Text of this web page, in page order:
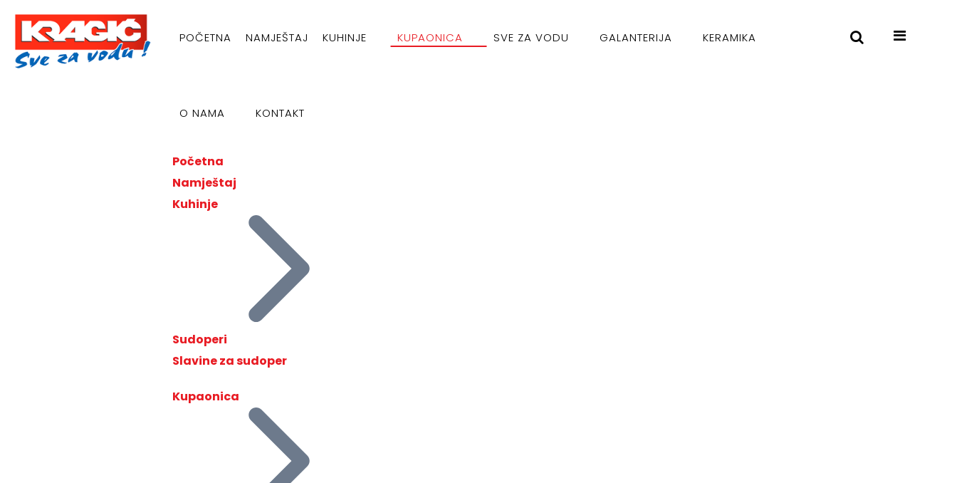
POČETNA NAMJEŠTAJ KUHINJE KUPAONICA SVE ZA VODU GALANTERIJA KERAMIKA
O NAMA KONTAKT
Početna
Namještaj
Kuhinje
Sudoperi
Slavine za sudoper
Kupaonica